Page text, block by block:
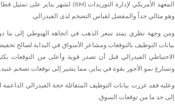
المعهد
الأمريكي لإدارة التوريدات (ISM) لشهر يناير على تمثيل
وهو مثالي جداً والمفضل لقياس التضخم لدى الفيدرالي.
ومن وجهة نظري يمتد سعر الذهب في اتجاهه الهبوطي إلى ما
بيانات
التوظيف بالتوقعات ومشاعر الأسواق في البداية لصالح
الاحتياطي
الفيدرالي قبل أن تصدر قوية وأعلى من التوقعات
وتسارع نمو الأجور بقوة في يناير، مما يشير إلى توقعات تضخم
وعليه فقد عززت بيانات التوظيف المتفائلة حجة الفيدرالي الداعمة
إلى حد ما من توقعات السوق.